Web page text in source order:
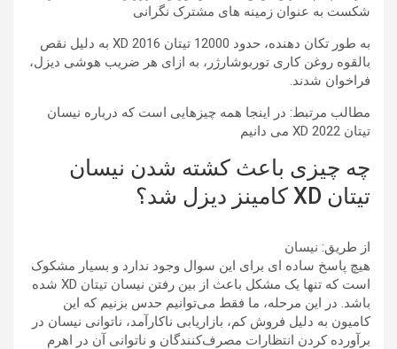
شکست به عنوان زمینه های مشترک نگرانی
به طور تکان دهنده، حدود 12000 تیتان XD 2016 به دلیل نقص
بالقوه روغن کاری توربوشارژر، به ازای هر ضریب هوشی دیزل،
فراخوان شدند.
مطالب مرتبط: در اینجا همه چیزهایی است که درباره نیسان
تیتان XD 2022 می دانیم
چه چیزی باعث کشته شدن نیسان
تیتان XD کامینز دیزل شد؟
از طریق: نیسان
هیچ پاسخ ساده ای برای این سوال وجود ندارد و بسیار مشکوک
است که تنها یک مشکل باعث از بین رفتن نیسان تیتان XD شده
باشد. در این مرحله، ما فقط می‌توانیم حدس بزنیم که این
کامیون به دلیل فروش کم، بازاریابی ناکارآمد، ناتوانی نیسان در
برآورده کردن انتظارات مصرف‌کنندگان و ناتوانی آن در اهرم